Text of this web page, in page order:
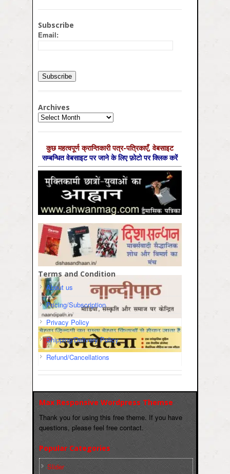
Subscribe
Email:
Archives
Archives
कुछ महत्‍वपूर्ण क्रान्तिकारी पत्र-पत्रिकाएँ, वेबसाइट
सम्‍बन्धित वेबसाइट पर जाने के लिए फ़ोटो पर क्लिक करें
Terms and Condition
About us
Pricing/Subscription
Privacy Policy
Shipping/Delivery Policy
Refund/Cancellations
Max Responsive Wordpress Themse
Thank you for using this free theme. If you have
questions, please feel free contact.
Popular Categories
Slider